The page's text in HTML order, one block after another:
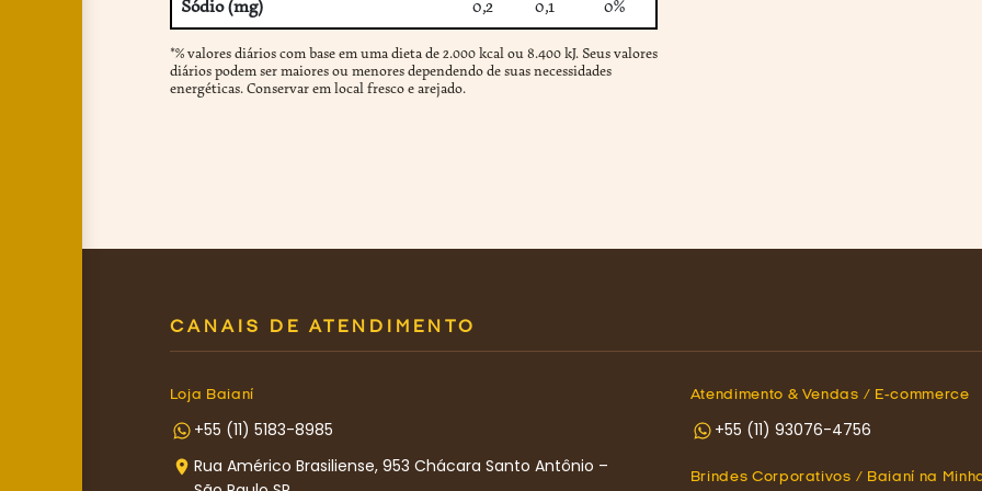
Sódio (mg) 0,2 0,1 0%
*% valores diários com base em uma dieta de 2.000 kcal ou 8.400 kJ. Seus valores
diários podem ser maiores ou menores dependendo de suas necessidades
energéticas. Conservar em local fresco e arejado.
CANAIS DE ATENDIMENTO
Loja Baianí
+55 (11) 5183-8985
Rua Américo Brasiliense, 953 Chácara Santo Antônio –
Atendimento & Vendas / E-commerce
+55 (11) 93076-4756
Brindes Corporativos / Baianí na